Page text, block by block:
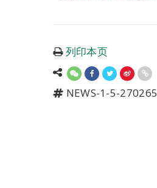
列印本页
NEWS-1-5-270265